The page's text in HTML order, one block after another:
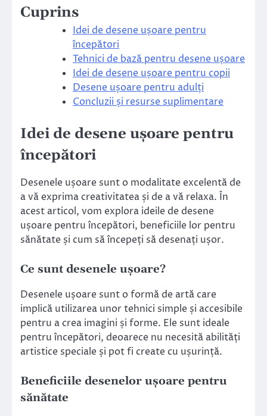
Cuprins
Idei de desene ușoare pentru
începători
Tehnici de bază pentru desene ușoare
Idei de desene ușoare pentru copii
Desene ușoare pentru adulți
Concluzii și resurse suplimentare
Idei de desene ușoare pentru
începători
Desenele ușoare sunt o modalitate excelentă de
a vă exprima creativitatea și de a vă relaxa. În
acest articol, vom explora ideile de desene
ușoare pentru începători, beneficiile lor pentru
sănătate și cum să începeți să desenați ușor.
Ce sunt desenele ușoare?
Desenele ușoare sunt o formă de artă care
implică utilizarea unor tehnici simple și accesibile
pentru a crea imagini și forme. Ele sunt ideale
pentru începători, deoarece nu necesită abilități
artistice speciale și pot fi create cu ușurință.
Beneficiile desenelor ușoare pentru
sănătate